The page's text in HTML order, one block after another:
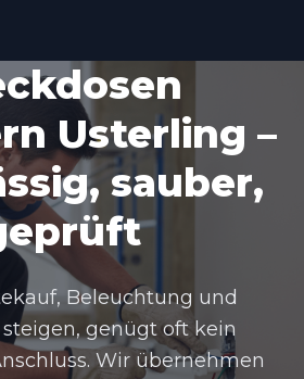
Usterling –
sauber,
Beleuchtung und
genügt oft kein
Wir übernehmen